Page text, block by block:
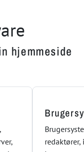
hjemmeside